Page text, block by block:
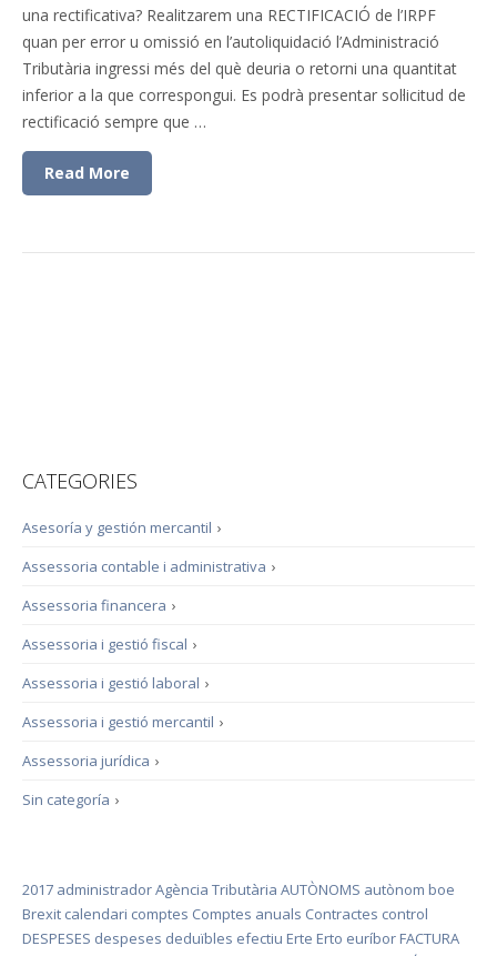
una rectificativa? Realitzarem una RECTIFICACIÓ de l’IRPF
quan per error u omissió en l’autoliquidació l’Administració
Tributària ingressi més del què deuria o retorni una quantitat
inferior a la que correspongui. Es podrà presentar sol·licitud de
rectificació sempre que …
Read More
CATEGORIES
›
Asesoría y gestión mercantil
›
Assessoria contable i administrativa
›
Assessoria financera
›
Assessoria i gestió fiscal
›
Assessoria i gestió laboral
›
Assessoria i gestió mercantil
›
Assessoria jurídica
›
Sin categoría
2017 administradorAgència Tributària AUTÒNOMS autònom boe
Brexit calendari comptes Comptes anuals Contractes control
DESPESES despeses deduïbles efectiu Erte Erto euríbor FACTURA